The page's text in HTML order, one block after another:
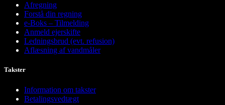
Afregning
Forstå din regning
e-Boks – Tilmelding
Anmeld ejerskifte
Ledningsbrud (evt. refusion)
Aflæsning af vandmåler
Takster
Information om takster
Betalingsvedtægt